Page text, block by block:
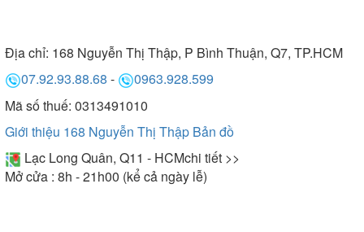
Địa chỉ: 168 Nguyễn Thị Thập, P Bình Thuận, Q7, TP.HCM
07.92.93.88.68 -
0963.928.599
Mã số thuế: 0313491010
Giới thiệu 168 Nguyễn Thị Thập Bản đồ
Lạc Long Quân, Q11 - HCMchi tiết >>
Mở cửa : 8h - 21h00 (kể cả ngày lễ)